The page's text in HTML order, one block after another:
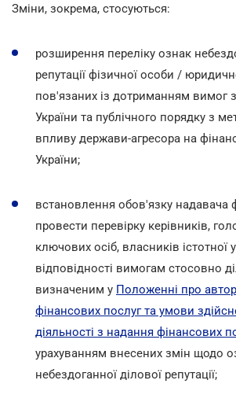
Зміни, зокрема, стосуються:
розширення переліку ознак
репутації фізичної особи /
пов'язаних із дотриманням вимог
України та публічного порядку з
впливу держави-агресора на
України;
встановлення обов'язку надавача
провести перевірку керівників,
ключових осіб, власників істотної
відповідності вимогам стосовно
визначеним у Положенні про
фінансових послуг та умови
діяльності з надання фінансових
урахуванням внесених змін щодо
небездоганної ділової репутації;